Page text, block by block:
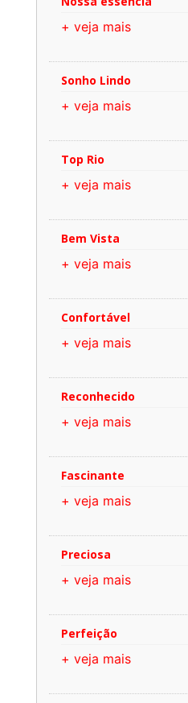
+ veja mais
Sonho Lindo
+ veja mais
Top Rio
+ veja mais
Bem Vista
+ veja mais
Confortável
+ veja mais
Reconhecido
+ veja mais
Fascinante
+ veja mais
Preciosa
+ veja mais
Perfeição
+ veja mais